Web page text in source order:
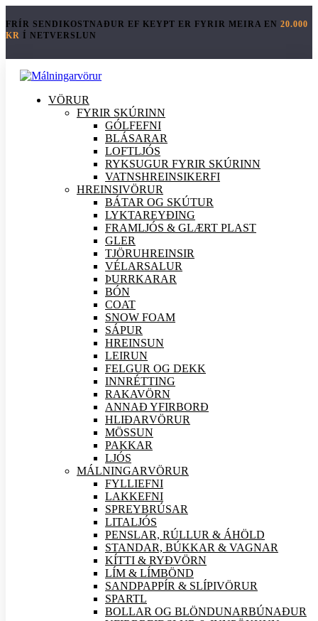
FRÍR SENDIKOSTNAÐUR EF KEYPT ER FYRIR MEIRA EN 20.000
KR Í NETVERSLUN
VÖRUR
FYRIR SKÚRINN
GÓLFEFNI
BLÁSARAR
LOFTLJÓS
RYKSUGUR FYRIR SKÚRINN
VATNSHREINSIKERFI
HREINSIVÖRUR
BÁTAR OG SKÚTUR
LYKTAREYÐING
FRAMLJÓS & GLÆRT PLAST
GLER
TJÖRUHREINSIR
VÉLARSALUR
ÞURRKARAR
BÓN
COAT
SNOW FOAM
SÁPUR
HREINSUN
LEIRUN
FELGUR OG DEKK
INNRÉTTING
RAKAVÖRN
ANNAÐ YFIRBORÐ
HLIÐARVÖRUR
MÖSSUN
PAKKAR
LJÓS
MÁLNINGARVÖRUR
FYLLIEFNI
LAKKEFNI
SPREYBRÚSAR
LITALJÓS
PENSLAR, RÚLLUR & ÁHÖLD
STANDAR, BÚKKAR & VAGNAR
KÍTTI & RYÐVÖRN
LÍM & LÍMBÖND
SANDPAPPÍR & SLÍPIVÖRUR
SPARTL
BOLLAR OG BLÖNDUNARBÚNAÐUR